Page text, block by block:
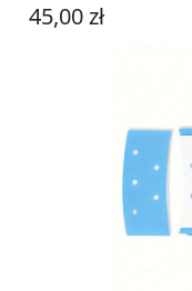
Cena
45,00 zł